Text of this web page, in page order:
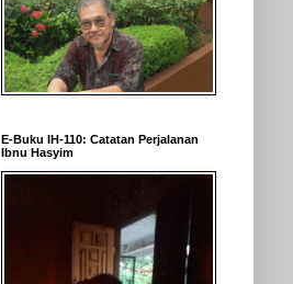
E-Buku IH-110: Catatan Perjalanan
Ibnu Hasyim